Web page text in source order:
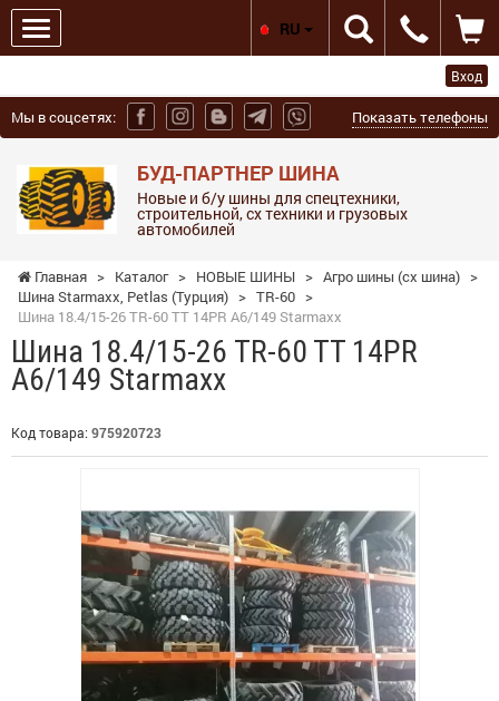
Вход
Мы в соцсетях: Показать телефоны
БУД-ПАРТНЕР ШИНА
Новые и б/у шины для спецтехники,
строительной, сх техники и грузовых
автомобилей
RU
Главная > Каталог > НОВЫЕ ШИНЫ > Агро шины (сх шина) >
Шина Starmaxx, Petlas (Турция) > TR-60 >
Шина 18.4/15-26 TR-60 TT 14PR A6/149 Starmaxx
Шина 18.4/15-26 TR-60 TT 14PR
A6/149 Starmaxx
Код товара: 975920723